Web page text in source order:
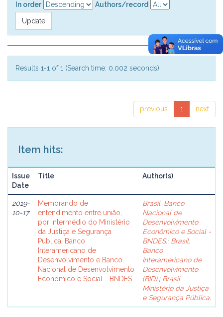
In order
Authors/record
Results 1-1 of 1 (Search time: 0.002 seconds).
previous 1 next
Item hits:
Issue
Date
Title Author(s)
2019-
10-17
Memorando de
entendimento entre união,
por intermédio do Ministério
da Justiça e Segurança
Pública, Banco
Interamericano de
Desenvolvimento e Banco
Nacional de Desenvolvimento
Econômico e Social - BNDES
Brasil. Banco
Nacional de
Desenvolvimento
Econômico e Social -
BNDES.; Brasil.
Banco
Interamericano de
Desenvolvimento
(BID).; Brasil.
Ministério da Justiça
e Segurança Pública.